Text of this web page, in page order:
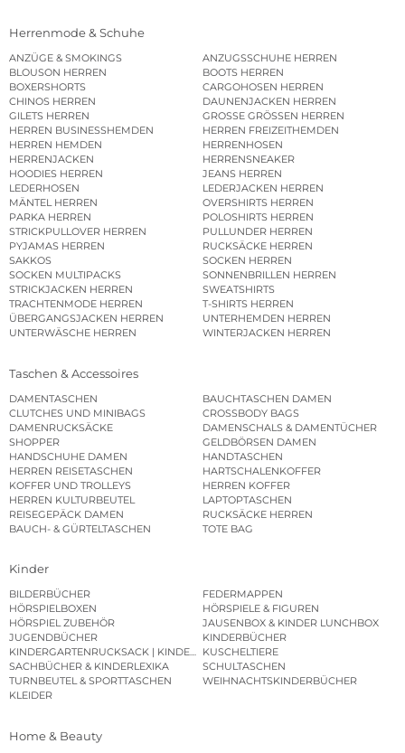
Herrenmode & Schuhe
ANZÜGE & SMOKINGS
ANZUGSSCHUHE HERREN
BLOUSON HERREN
BOOTS HERREN
BOXERSHORTS
CARGOHOSEN HERREN
CHINOS HERREN
DAUNENJACKEN HERREN
GILETS HERREN
GROSSE GRÖSSEN HERREN
HERREN BUSINESSHEMDEN
HERREN FREIZEITHEMDEN
HERREN HEMDEN
HERRENHOSEN
HERRENJACKEN
HERRENSNEAKER
HOODIES HERREN
JEANS HERREN
LEDERHOSEN
LEDERJACKEN HERREN
MÄNTEL HERREN
OVERSHIRTS HERREN
PARKA HERREN
POLOSHIRTS HERREN
STRICKPULLOVER HERREN
PULLUNDER HERREN
PYJAMAS HERREN
RUCKSÄCKE HERREN
SAKKOS
SOCKEN HERREN
SOCKEN MULTIPACKS
SONNENBRILLEN HERREN
STRICKJACKEN HERREN
SWEATSHIRTS
TRACHTENMODE HERREN
T-SHIRTS HERREN
ÜBERGANGSJACKEN HERREN
UNTERHEMDEN HERREN
UNTERWÄSCHE HERREN
WINTERJACKEN HERREN
Taschen & Accessoires
DAMENTASCHEN
BAUCHTASCHEN DAMEN
CLUTCHES UND MINIBAGS
CROSSBODY BAGS
DAMENRUCKSÄCKE
DAMENSCHALS & DAMENTÜCHER
SHOPPER
GELDBÖRSEN DAMEN
HANDSCHUHE DAMEN
HANDTASCHEN
HERREN REISETASCHEN
HARTSCHALENKOFFER
KOFFER UND TROLLEYS
HERREN KOFFER
HERREN KULTURBEUTEL
LAPTOPTASCHEN
REISEGEPÄCK DAMEN
RUCKSÄCKE HERREN
BAUCH- & GÜRTELTASCHEN
TOTE BAG
Kinder
BILDERBÜCHER
FEDERMAPPEN
HÖRSPIELBOXEN
HÖRSPIELE & FIGUREN
HÖRSPIEL ZUBEHÖR
JAUSENBOX & KINDER LUNCHBOX
JUGENDBÜCHER
KINDERBÜCHER
KINDERGARTENRUCKSACK | KINDERGARTENBEUTEL
KUSCHELTIERE
SACHBÜCHER & KINDERLEXIKA
SCHULTASCHEN
TURNBEUTEL & SPORTTASCHEN
WEIHNACHTSKINDERBÜCHER
KLEIDER
Home & Beauty